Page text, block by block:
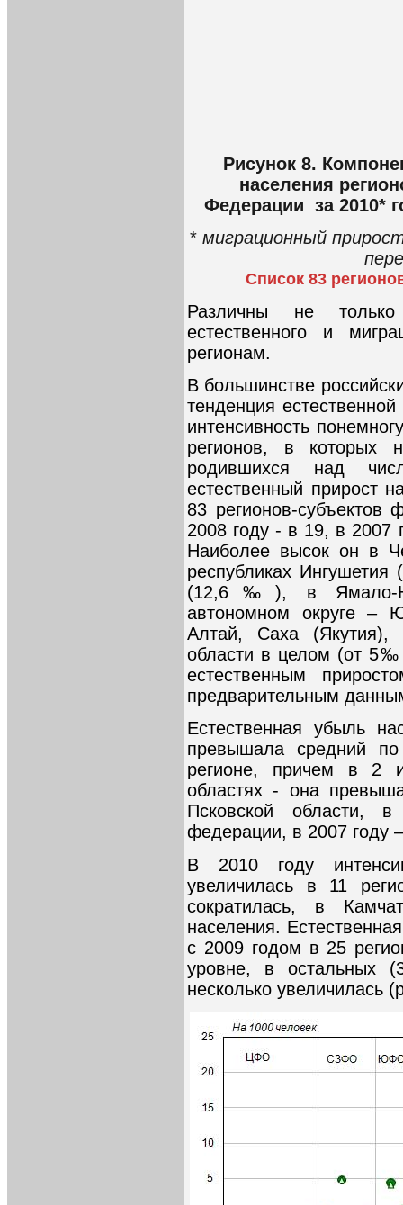
Рисунок 8.
населения
Федерации за 2010*
* миграционный
Список 83
Различны не
естественного и
регионам.
В большинстве
тенденция
интенсивность
регионов, в которых
родившихся над
естественный прирост
83 регионов-
2008 году - в 19, в 2007
Наиболее высок он в
республиках
(12,6‰), в Ямало-
автономном округе –
Алтай, Саха (Якутия),
области в целом (от
естественным
предварительным
Естественная убыль
превышала средний
регионе, причем в 2
областях - она
Псковской области,
федерации, в 2007 году
В 2010 году
увеличилась в 11
сократилась, в
населения.
с 2009 годом в 25
уровне, в остальных
несколько увеличилась